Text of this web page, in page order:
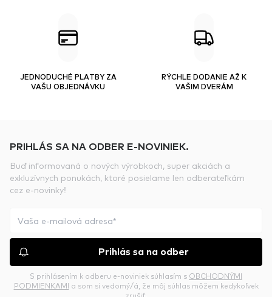
JEDNODUCHÉ PLATBY ZA
VAŠU OBJEDNÁVKU
RÝCHLE DODANIE AŽ K
VAŠIM DVERÁM
PRIHLÁS SA NA ODBER E-NOVINIEK.
Buď informovaná o nových výrobkoch, super akciách a
exkluzívnych ponukách, ktoré posielame len odberateľkám
cez e-novinky!
Prihlás sa na odber
S prihlásením k odberu e-noviniek súhlasím s OBCHODNÝMI
PODMIENKAMI a som si vedomý/á, že môj súhlas môžem kedykoľvek